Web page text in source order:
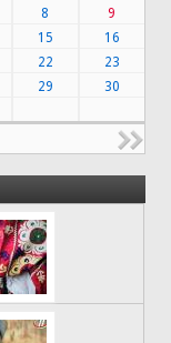
8
9
15
16
22
23
29
30